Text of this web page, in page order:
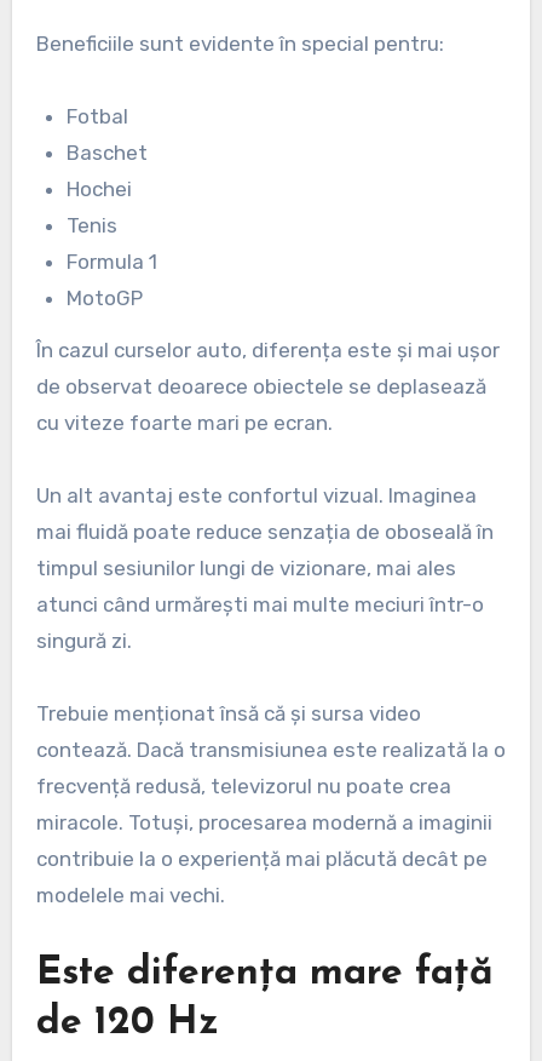
Beneficiile sunt evidente în special pentru:
Fotbal
Baschet
Hochei
Tenis
Formula 1
MotoGP
În cazul curselor auto, diferența este și mai ușor
de observat deoarece obiectele se deplasează
cu viteze foarte mari pe ecran.
Un alt avantaj este confortul vizual. Imaginea
mai fluidă poate reduce senzația de oboseală în
timpul sesiunilor lungi de vizionare, mai ales
atunci când urmărești mai multe meciuri într-o
singură zi.
Trebuie menționat însă că și sursa video
contează. Dacă transmisiunea este realizată la o
frecvență redusă, televizorul nu poate crea
miracole. Totuși, procesarea modernă a imaginii
contribuie la o experiență mai plăcută decât pe
modelele mai vechi.
Este diferența mare față
de 120 Hz